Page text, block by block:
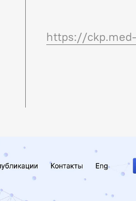
https://